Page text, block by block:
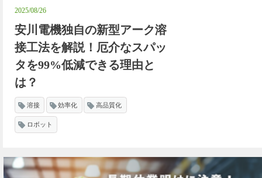
2025/08/26
安川電機独自の新型アーク溶
接工法を解説！厄介なスパッ
タを99%低減できる理由と
は？
溶接 効率化 高品質化
ロボット